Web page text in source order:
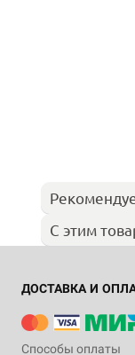
С этим
ДОСТАВКА И
Способы оплаты